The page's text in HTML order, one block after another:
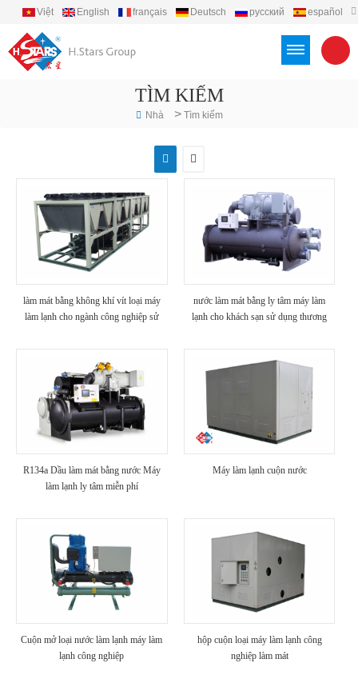
Việt English français Deutsch русский
español
TÌM KIẾM
Nhà > Tìm kiếm
làm mát bằng không khí vít loại máy
làm lạnh cho ngành công nghiệp sử
nước làm mát bằng ly tâm máy làm
lạnh cho khách sạn sử dụng thương
R134a Dầu làm mát bằng nước Máy
làm lạnh ly tâm miễn phí
Máy làm lạnh cuộn nước
Cuộn mở loại nước làm lạnh máy làm
lạnh công nghiệp
hộp cuộn loại máy làm lạnh công
nghiệp làm mát